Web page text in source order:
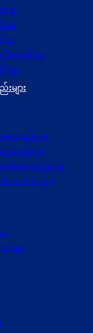
ရာ
ရာ
ရာ
င်းရေးဆိုင်ရာ
ရာ
ျား
အစည်းများ
အစည်းများ
မ်းအဖွဲ့အစည်းများ
URLs များ
း
များ